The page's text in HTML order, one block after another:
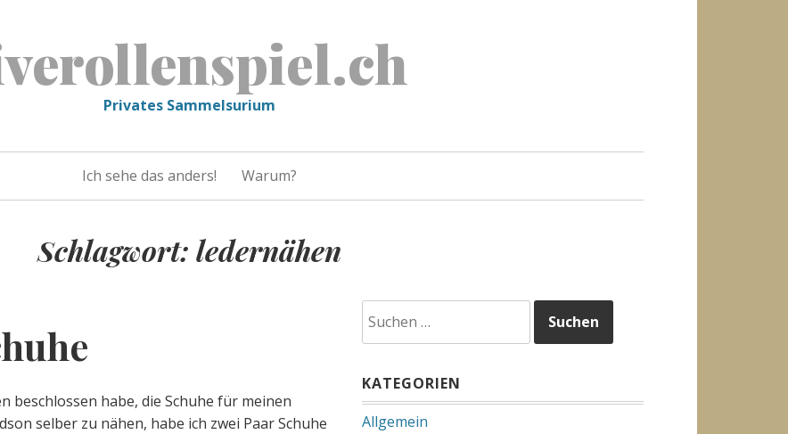
Privates Sammelsurium
Ich sehe das anders! Warum?
Schlagwort: ledernähen
beschlossen habe, die Schuhe für meinen
selber zu nähen, habe ich zwei Paar Schuhe
nach:
KATEGORIEN
Allgemein